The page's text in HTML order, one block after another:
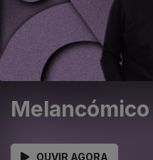
OUVIR AGORA